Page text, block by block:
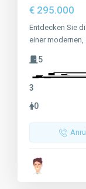
€ 295.000
Entdecken Sie
einer
5
3
0